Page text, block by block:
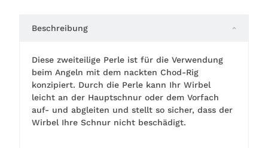
Beschreibung
Diese zweiteilige Perle ist für die Verwendung
beim Angeln mit dem nackten Chod-Rig
konzipiert. Durch die Perle kann Ihr Wirbel
leicht an der Hauptschnur oder dem Vorfach
auf- und abgleiten und stellt so sicher, dass der
Wirbel Ihre Schnur nicht beschädigt.